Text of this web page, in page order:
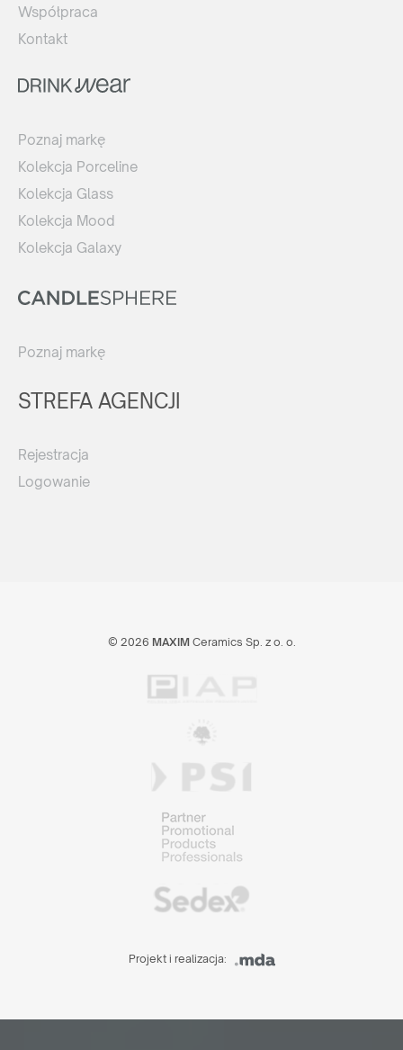
Współpraca
Kontakt
Poznaj markę
Kolekcja Porceline
Kolekcja Glass
Kolekcja Mood
Kolekcja Galaxy
Poznaj markę
STREFA AGENCJI
Rejestracja
Logowanie
© 2026 MAXIMCeramics Sp. z o. o.
Projekt i realizacja: